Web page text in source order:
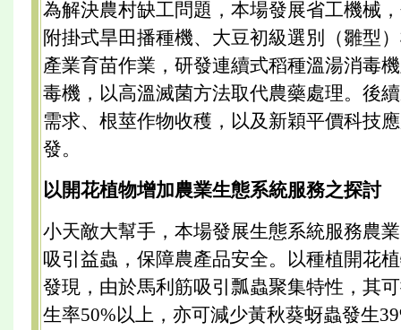
為解決農村缺工問題，本場發展省工機械
附掛式旱田播種機、大豆初級選別（雛型
產業育苗作業，研發連續式稻種溫湯消毒
毒機，以高溫滅菌方法取代農藥處理。後
需求、根莖作物收穫，以及新穎平價科技
發。
以開花植物增加農業生態系統服務之探討
小天敵大幫手，本場發展生態系統服務農
吸引益蟲，保障農產品安全。以種植開花
發現，由於馬利筋吸引瓢蟲聚集特性，其
生率50%以上，亦可減少黃秋葵蚜蟲發生